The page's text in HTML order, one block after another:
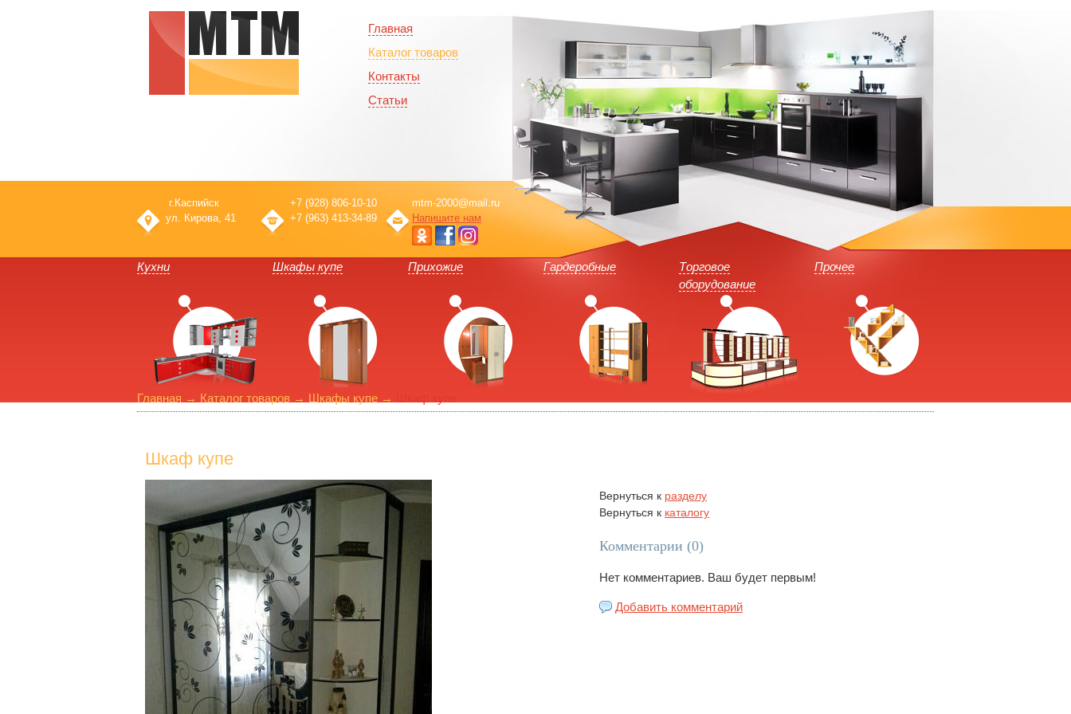
Главная
Каталог товаров
Контакты
Статьи
г.Каспийск
ул. Кирова, 41
+7 (928) 806-10-10
+7 (963) 413-34-89
mtm-2000@mail.ru
Напишите нам
Кухни Шкафы купе Прихожие Гардеробные
Торговое
оборудование
Прочее
Главная → Каталог товаров → Шкафы купе →
Шкаф купе
Вернуться к разделу
Вернуться к каталогу
Комментарии (0)
Нет комментариев. Ваш будет первым!
Добавить комментарий